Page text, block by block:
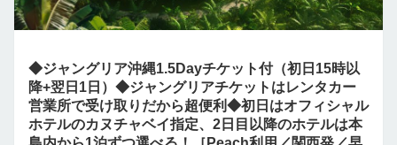
◆ジャングリア沖縄1.5Dayチケット付（初日15時以
降+翌日1日）◆ジャングリアチケットはレンタカー
営業所で受け取りだから超便利◆初日はオフィシャル
ホテルのカヌチャベイ指定、2日目以降のホテルは本